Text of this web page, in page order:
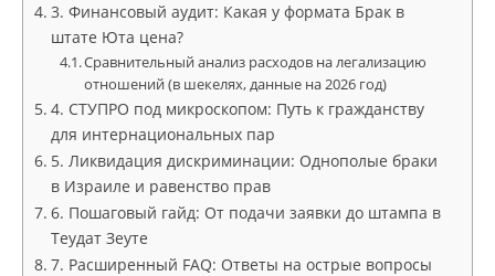
3. Финансовый аудит: Какая у формата Брак в
штате Юта цена?
Сравнительный анализ расходов на легализацию
отношений (в шекелях, данные на 2026 год)
4. СТУПРО под микроскопом: Путь к гражданству
для интернациональных пар
5. Ликвидация дискриминации: Однополые браки
в Израиле и равенство прав
6. Пошаговый гайд: От подачи заявки до штампа в
Теудат Зеуте
7. Расширенный FAQ: Ответы на острые вопросы